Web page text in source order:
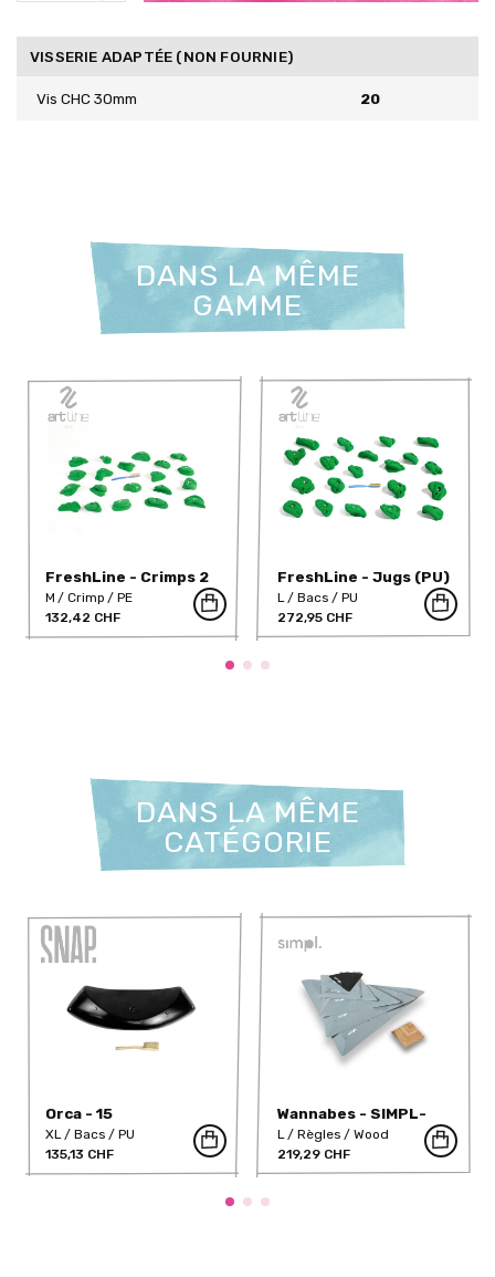
VISSERIE ADAPTÉE (NON FOURNIE)
Vis CHC 30mm 20
DANS LA MÊME
GAMME
FreshLine - Crimps 2
M Crimp
PE
132,42 CHF
FreshLine - Jugs (PU)
L Bacs
PU
272,95 CHF
DANS LA MÊME
CATÉGORIE
Orca - 15
XL Bacs
PU
135,13 CHF
Wannabes - SIMPL-
6H-T
L Règles
Wood
219,29 CHF